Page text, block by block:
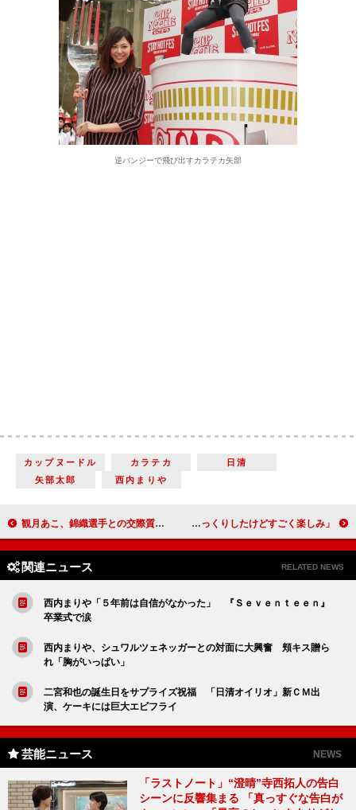
逆バンジーで飛び出すカラテカ矢部
カップヌードル カラテカ
日清
矢部太郎
西内まりや
観月あこ、錦織選手との交際質問に無言 道端アンジェリカは姉ジェシカの盗難事件に言及 モー娘。、全編英語の詞に最初は沈黙！？ 譜久村聖「びっくりしたけどすごく楽しみ」
関連ニュース RELATED NEWS
西内まりや「５年前は自信がなかった」 『Ｓｅｖｅｎｔｅｅｎ』
卒業式で涙
西内まりや、シュワルツェネッガーとの対面に大興奮 頬キス贈ら
れ「胸がいっぱい」
二宮和也の誕生日をサプライズ祝福 「日清オイリオ」新ＣＭ出
演、ケーキには巨大エビフライ
芸能ニュース NEWS
「ラストノート」“澄晴”寺西拓人の告白
シーンに反響集まる 「真っすぐな告白が